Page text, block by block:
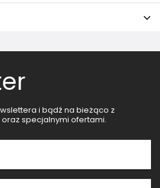
i bądź na bieżąco z
specjalnymi ofertami.